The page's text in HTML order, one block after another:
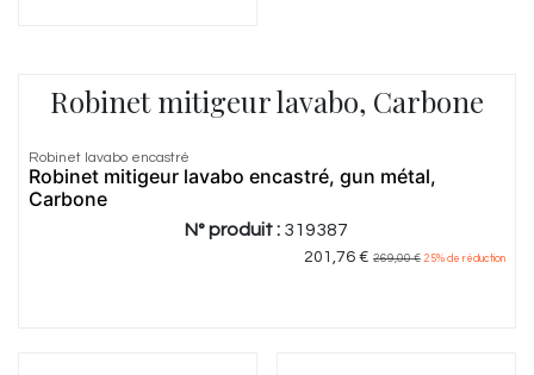
Robinet mitigeur lavabo, Carbone
Robinet lavabo encastré
Robinet mitigeur lavabo encastré, gun métal,
Carbone
N° produit : 319387
201,76€ 269,00€ 25% de réduction